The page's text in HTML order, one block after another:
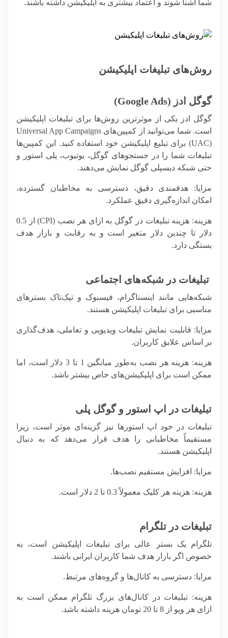
شما آشنا شوند و اعتماد بیشتری به اپلیکیشن داشته باشند.
روش‌های تبلیغات اپلیکیشن
گوگل ادز (Google Ads)
گوگل ادز یکی از موثرترین روش‌ها برای تبلیغات اپلیکیشن
است. شما می‌توانید از کمپین‌های Universal App Campaigns
(UAC) برای تبلیغ اپلیکیشن خود استفاده کنید. این کمپین‌ها
تبلیغات شما را در جستجوهای گوگل، یوتیوب، پلی استور و
حتی شبکه دیسپلی گوگل نمایش می‌دهند.
مزایا: هدفمندی دقیق، دسترسی به مخاطبان گسترده،
امکان اندازه‌گیری دقیق عملکرد.
هزینه
: هزینه تبلیغات در گوگل به ازای هر نصب (CPI) از 0.5
دلار تا چندین دلار متغیر است و به رقابت و بازار هدف
بستگی دارد.
تبلیغات در شبکه‌های اجتماعی
شبکه‌هایی مانند اینستاگرام، فیسبوک و تیک‌تاک بسترهای
مناسبی برای تبلیغات اپلیکیشن هستند.
مزایا: قابلیت نمایش تبلیغات ویدیویی و تعاملی، هدف‌گذاری
بر اساس علایق کاربران.
هزینه
: هزینه هر نصب به‌طور میانگین 1 تا 3 دلار است، اما
ممکن است برای اپلیکیشن‌های خاص بیشتر باشد.
تبلیغات در اپ استور و گوگل پلی
تبلیغات در خود اپ استورها نیز گزینه‌ای موثر است، زیرا
مستقیماً مخاطبانی را هدف قرار می‌دهد که به دنبال
اپلیکیشن هستند.
مزایا: افزایش مستقیم نصب‌ها.
هزینه: هزینه هر کلیک معمولاً 0.3 تا 2 دلار است.
تبلیغات در تلگرام
تلگرام یک بستر عالی برای تبلیغات اپلیکیشن است، به
خصوص اگر بازار هدف شما کاربران ایرانی باشند.
مزایا: دسترسی به کانال‌ها و گروه‌های مرتبط.
هزینه: تبلیغات در کانال‌های بزرگ تلگرام ممکن است به
ازای هر ویو از 8 تا 20 تومان هزینه داشته باشد.